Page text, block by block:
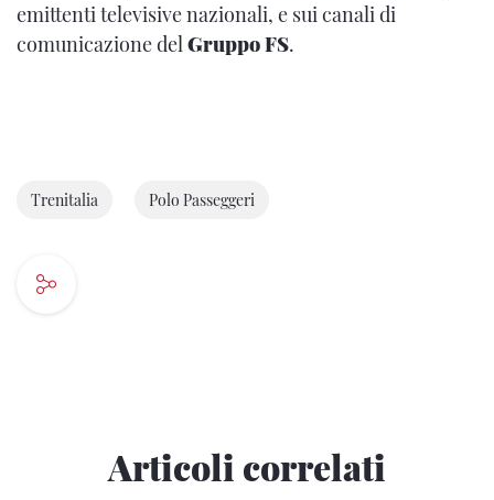
emittenti televisive nazionali, e sui canali di
comunicazione delGruppo FS.
Trenitalia Polo Passeggeri
Articoli correlati